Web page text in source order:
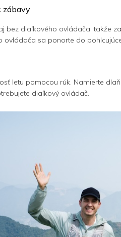
zábavy
bez diaľkového ovládača, takže
sa ponorte do
letu pomocou rúk. Namierte
diaľkový ovládač.